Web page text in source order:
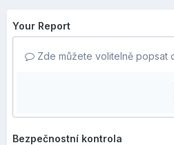
Your Report
Zde můžete volitelně popsat
Bezpečnostní kontrola